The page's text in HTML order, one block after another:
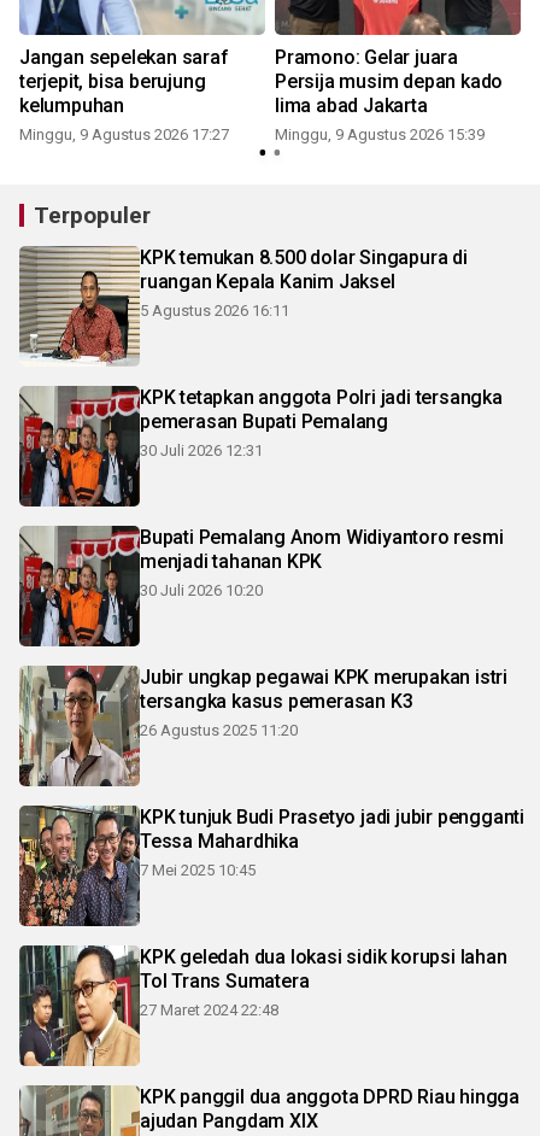
Jangan sepelekan saraf
terjepit, bisa berujung
kelumpuhan
Minggu, 9 Agustus 2026 17:27
Pramono: Gelar juara
Persija musim depan kado
lima abad Jakarta
Minggu, 9 Agustus 2026 15:39
Terpopuler
KPK temukan 8.500 dolar Singapura di
ruangan Kepala Kanim Jaksel
5 Agustus 2026 16:11
KPK tetapkan anggota Polri jadi tersangka
pemerasan Bupati Pemalang
30 Juli 2026 12:31
Bupati Pemalang Anom Widiyantoro resmi
menjadi tahanan KPK
30 Juli 2026 10:20
Jubir ungkap pegawai KPK merupakan istri
tersangka kasus pemerasan K3
26 Agustus 2025 11:20
KPK tunjuk Budi Prasetyo jadi jubir pengganti
Tessa Mahardhika
7 Mei 2025 10:45
KPK geledah dua lokasi sidik korupsi lahan
Tol Trans Sumatera
27 Maret 2024 22:48
KPK panggil dua anggota DPRD Riau hingga
ajudan Pangdam XIX